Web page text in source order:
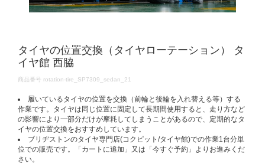
タイヤの位置交換（タイヤローテーション） タ
イヤ館 西脇
DETAILS
商品番号 rotation-tire_SP7309_sedan_21
履いているタイヤの位置を交換（前輪と後輪を入れ替える等）する
作業です。タイヤは同じ位置に固定して長期間使用すると、走り方など
の影響により一部分だけが摩耗してしまうことがあるので、定期的なタ
イヤの位置交換をおすすめしています。
ブリヂストンのタイヤ専門店(コクピット/タイヤ館)での作業1台分単
位での販売です。「カートに追加」又は「今すぐ予約」よりお進みくだ
さい。